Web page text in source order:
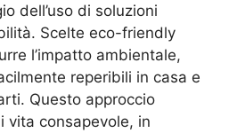
dell’uso di soluzioni
Scelte eco-friendly
l’impatto ambientale,
reperibili in casa e
Questo approccio
vita consapevole, in